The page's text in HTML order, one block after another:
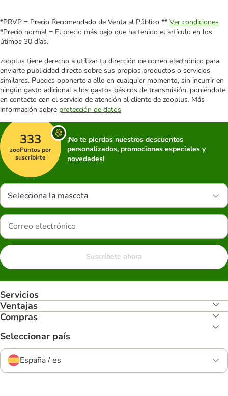
*PRVP = Precio Recomendado de Venta al Público ** Ver condiciones
*Precio normal = El precio más bajo que ha tenido el artículo en los
útimos 30 días.
zooplus tiene derecho a utilizar tu dirección de correo electrónico para
enviarte publicidad directa sobre sus propios productos o servicios
similares. Puedes oponerte a ello en cualquier momento, sin incurrir en
ningún gasto adicional a los gastos básicos de transmisión, poniéndote
en contacto con el servicio de atención al cliente de zooplus. Más
información sobre protección de datos
333
zooPuntos por
suscribirte
¡No te pierdas nuestros descuentos
personalizados, promociones especiales y
novedades!
Selecciona la mascota
Suscríbete ahora
Servicios
Ventajas
Compras
Seleccionar país
España / es